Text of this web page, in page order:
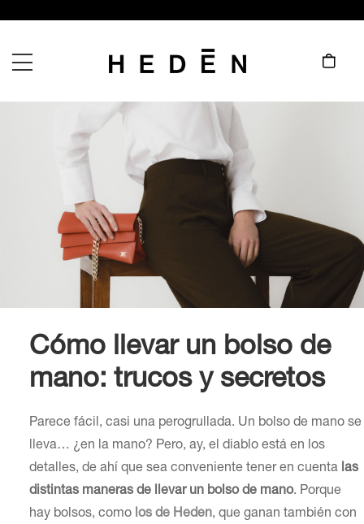
Cómo llevar un bolso de
mano: trucos y secretos
Parece fácil, casi una perogrullada. Un bolso de mano se
lleva… ¿en la mano? Pero, ay, el diablo está en los
detalles, de ahí que sea conveniente tener en cuenta las
distintas maneras de llevar un bolso de mano. Porque
hay bolsos, como los de Heden, que ganan también con